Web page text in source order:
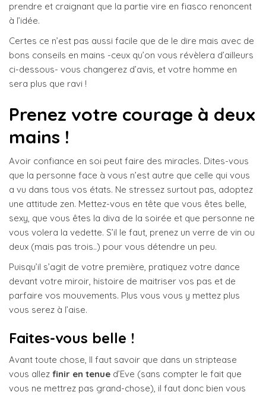
prendre et craignant que la partie vire en fiasco renoncent
à l’idée.
Certes ce n’est pas aussi facile que de le dire mais avec de
bons conseils en mains -ceux qu’on vous révèlera d’ailleurs
ci-dessous- vous changerez d’avis, et votre homme en
sera plus que ravi !
Prenez votre courage à deux
mains !
Avoir confiance en soi peut faire des miracles. Dites-vous
que la personne face à vous n’est autre que celle qui vous
a vu dans tous vos états. Ne stressez surtout pas, adoptez
une attitude zen. Mettez-vous en tête que vous êtes belle,
sexy, que vous êtes la diva de la soirée et que personne ne
vous volera la vedette. S’il le faut, prenez un verre de vin ou
deux (mais pas trois..) pour vous détendre un peu.
Puisqu’il s’agit de votre première, pratiquez votre dance
devant votre miroir, histoire de maitriser vos pas et de
parfaire vos mouvements. Plus vous vous y mettez plus
vous serez à l’aise.
Faites-vous belle !
Avant toute chose, Il faut savoir que dans un striptease
vous allez finir en tenue d’Eve (sans compter le fait que
vous ne mettrez pas grand-chose), il faut donc bien vous